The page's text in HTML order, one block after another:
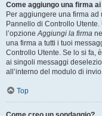
Come aggiungo una firma
Per aggiungere una firma ad
Pannello di Controllo
l’opzioneAggiungi la firma
una firma a tutti i tuoi
Controllo Utente. Se lo si fa,
ai singoli messaggi
all’interno del modulo di
Top